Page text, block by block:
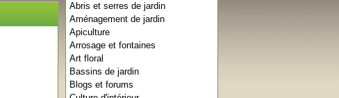
Abris et serres de jardin
Aménagement de jardin
Apiculture
Arrosage et fontaines
Art floral
Bassins de jardin
Blogs et forums